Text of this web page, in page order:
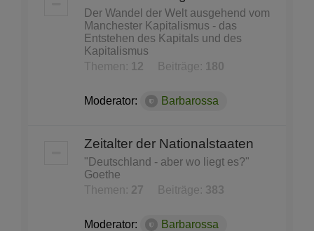
Der Wandel der Welt ausgehend vom
Manchester Kapitalismus - das
Entstehen des Kapitals und des
Kapitalismus
Themen:
12 Beiträge: 180
Moderator: Barbarossa
Zeitalter der Nationalstaaten
"Deutschland - aber wo liegt es?"
Goethe
Themen: 27 Beiträge: 383
Moderator: Barbarossa